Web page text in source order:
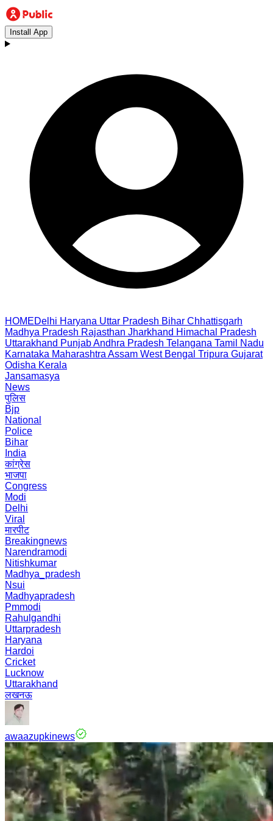
Install App
HOMEDelhi Haryana Uttar Pradesh Bihar Chhattisgarh
Madhya Pradesh Rajasthan Jharkhand Himachal Pradesh
Uttarakhand PunjabAndhra Pradesh Telangana Tamil Nadu
Karnataka Maharashtra Assam West Bengal Tripura Gujarat
Odisha Kerala
Jansamasya
News
पुलिस
Bjp
National
Police
Bihar
India
कांग्रेस
भाजपा
Congress
Modi
Delhi
Viral
मारपीट
Breakingnews
Narendramodi
Nitishkumar
Madhya_pradesh
Nsui
Madhyapradesh
Pmmodi
Rahulgandhi
Uttarpradesh
Haryana
Hardoi
Cricket
Lucknow
Uttarakhand
लखनऊ
awaazupkinews